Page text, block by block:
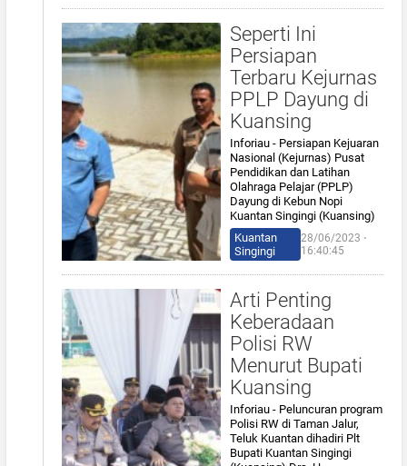
Seperti Ini
Persiapan
Terbaru Kejurnas
PPLP Dayung di
Kuansing
Inforiau - Persiapan Kejuaran
Nasional (Kejurnas) Pusat
Pendidikan dan Latihan
Olahraga Pelajar (PPLP)
Dayung di Kebun Nopi
Kuantan Singingi (Kuansing)
Kuantan
Singingi
28/06/2023 ⋅
16:40:45
Arti Penting
Keberadaan
Polisi RW
Menurut Bupati
Kuansing
Inforiau - Peluncuran program
Polisi RW di Taman Jalur,
Teluk Kuantan dihadiri Plt
Bupati Kuantan Singingi